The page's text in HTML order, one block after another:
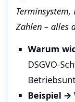
Terminsystem,
Zahlen – alles
Warum
DSGVO-
Beispiel →